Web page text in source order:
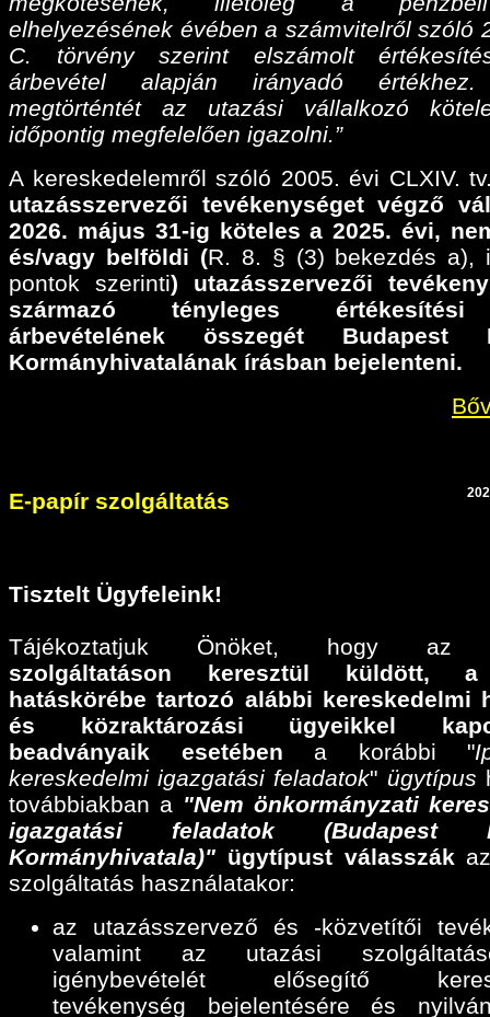
elhelyezésének évében a számvitelről szóló
C. törvény szerint elszámolt
árbevétel alapján irányadó
megtörténtét az utazási vállalkozó
időpontig megfelelően igazolni.”
A kereskedelemről szóló 2005. évi CLXIV.
utazásszervezői tevékenységet végző
2026. május 31-ig köteles a 2025. évi,
és/vagy belföldi (R. 8. § (3) bekezdés a),
pontok szerinti) utazásszervezői
származó tényleges
árbevételének összegét Budapest
Kormányhivatalának írásban bejelenteni.
E-papír szolgáltatás
Tisztelt Ügyfeleink!
Tájékoztatjuk Önöket, hogy
szolgáltatáson keresztül küldött,a
hatáskörébe tartozó alábbi kereskedelmi
és közraktározási ügyeikkel
beadványaik esetében a korábbi "
kereskedelmi igazgatási feladatok" ügytípus
továbbiakban a "Nem önkormányzati
igazgatási feladatok (Budapest
Kormányhivatala)" ügytípust válasszák
szolgáltatás használatakor:
az utazásszervező és -közvetítői
valamint az utazási
igénybevételét elősegítő
tevékenység bejelentésére és